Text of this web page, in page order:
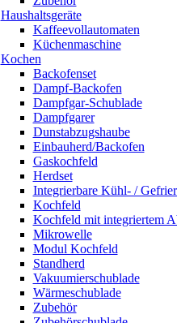
Haushaltsgeräte
Kaffeevollautomaten
Küchenmaschine
Kochen
Backofenset
Dampf-Backofen
Dampfgar-Schublade
Dampfgarer
Dunstabzugshaube
Einbauherd/Backofen
Gaskochfeld
Herdset
Integrierbare Kühl- /
Kochfeld
Kochfeld mit integriertem
Mikrowelle
Modul Kochfeld
Standherd
Vakuumierschublade
Wärmeschublade
Zubehör